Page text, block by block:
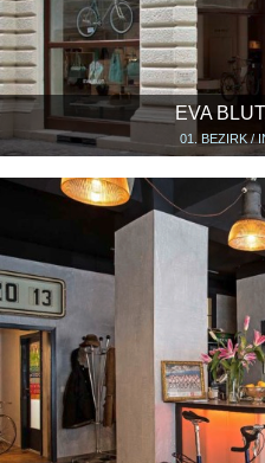
EVA
01. BEZIRK /